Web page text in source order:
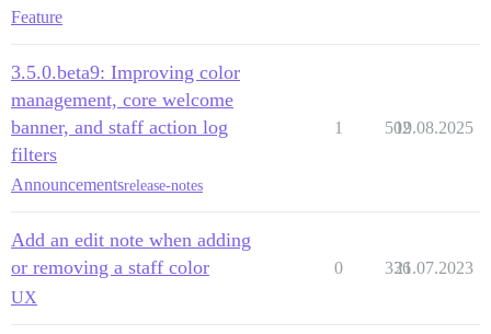
Feature
3.5.0.beta9: Improving color
management, core welcome
banner, and staff action log
filters
Announcementsrelease-notes
1 502
19.08.2025
Add an edit note when adding
or removing a staff color
UX
0 336
21.07.2023